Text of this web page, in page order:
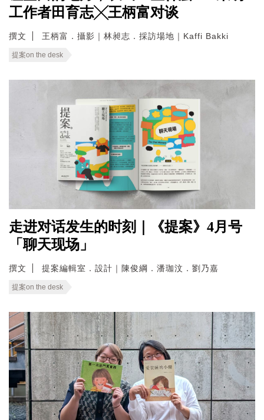
工作者田育志╳王柄富对谈
撰文 王柄富．攝影｜林昶志．採訪場地｜Kaffi Bakki
提案on the desk
走进对话发生的时刻｜《提案》4月号
「聊天现场」
撰文 提案編輯室．設計｜陳俊綱．潘珈汶．劉乃嘉
提案on the desk